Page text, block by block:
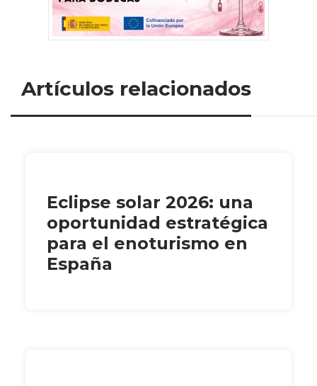
Artículos relacionados
Eclipse solar 2026: una
oportunidad estratégica
para el enoturismo en
España